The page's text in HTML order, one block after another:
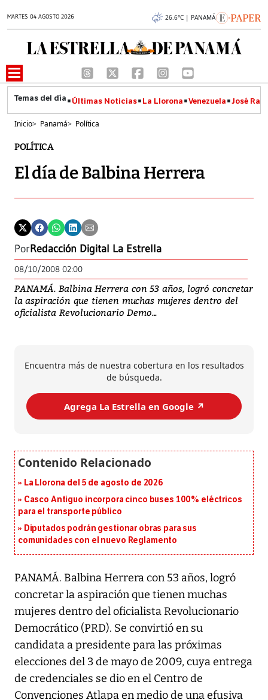
MARTES 04 AGOSTO 2026 26.6°C | PANAMÁ
Últimas Noticias La Llorona Venezuela José
Inicio> Panamá> Política
POLÍTICA
El día de Balbina Herrera
PorRedacción Digital La Estrella
08/10/2008 02:00
PANAMÁ. Balbina Herrera con 53 años, logró concretar
la aspiración que tienen muchas mujeres dentro del
oficialista Revolucionario Demo...
Encuentra más de nuestra cobertura en los resultados
de búsqueda.
Agrega La Estrella en Google ↗️
La Llorona del 5 de agosto de 2026
Casco Antiguo incorpora cinco buses 100% eléctricos
para el transporte público
Diputados podrán gestionar obras para sus
comunidades con el nuevo Reglamento
PANAMÁ. Balbina Herrera con 53 años, logró
concretar la aspiración que tienen muchas
mujeres dentro del oficialista Revolucionario
Democrático (PRD). Se convirtió en su
candidata a presidente para las próximas
elecciones del 3 de mayo de 2009, cuya entrega
de credenciales se dio en el Centro de
Convenciones Atlapa en medio de una efusiva